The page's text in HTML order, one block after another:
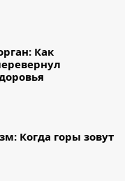
Как
Когда горы зовут